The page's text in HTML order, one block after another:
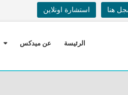
استشارة اونلاين هنا
الرئيسة عن ميدكس